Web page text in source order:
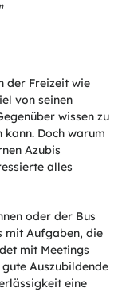
der Freizeit wie
von seinen
wissen zu
kann. Doch warum
Azubis
alles
oder der Bus
mit Aufgaben, die
mit Meetings
Auszubildende
eine